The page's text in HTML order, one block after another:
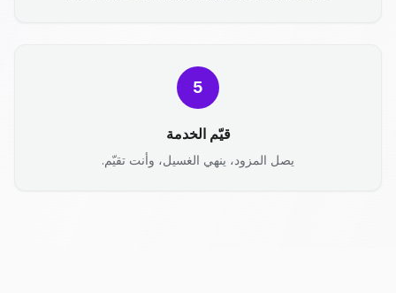
5
قيّم الخدمة
يصل المزود، ينهي الغسيل، وأنت تقيّم.